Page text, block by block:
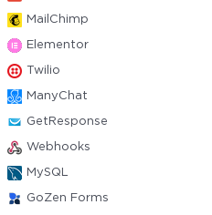
MailChimp
Elementor
Twilio
ManyChat
GetResponse
Webhooks
MySQL
GoZen Forms